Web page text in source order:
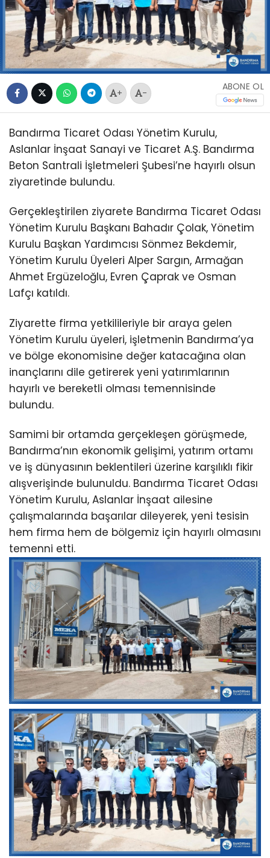
+ -
ABONE OL
Bandırma Ticaret Odası Yönetim Kurulu,
Aslanlar İnşaat Sanayi ve Ticaret A.Ş. Bandırma
Beton Santrali İşletmeleri Şubesi’ne hayırlı olsun
ziyaretinde bulundu.
Gerçekleştirilen ziyarete Bandırma Ticaret Odası
Yönetim Kurulu Başkanı Bahadır Çolak, Yönetim
Kurulu Başkan Yardımcısı Sönmez Bekdemir,
Yönetim Kurulu Üyeleri Alper Sargın, Armağan
Ahmet Ergüzeloğlu, Evren Çaprak ve Osman
Lafçı katıldı.
Ziyarette firma yetkilileriyle bir araya gelen
Yönetim Kurulu üyeleri, işletmenin Bandırma’ya
ve bölge ekonomisine değer katacağına olan
inançlarını dile getirerek yeni yatırımlarının
hayırlı ve bereketli olması temennisinde
bulundu.
Samimi bir ortamda gerçekleşen görüşmede,
Bandırma’nın ekonomik gelişimi, yatırım ortamı
ve iş dünyasının beklentileri üzerine karşılıklı fikir
alışverişinde bulunuldu. Bandırma Ticaret Odası
Yönetim Kurulu, Aslanlar İnşaat ailesine
çalışmalarında başarılar dileyerek, yeni tesisin
hem firma hem de bölgemiz için hayırlı olmasını
temenni etti.